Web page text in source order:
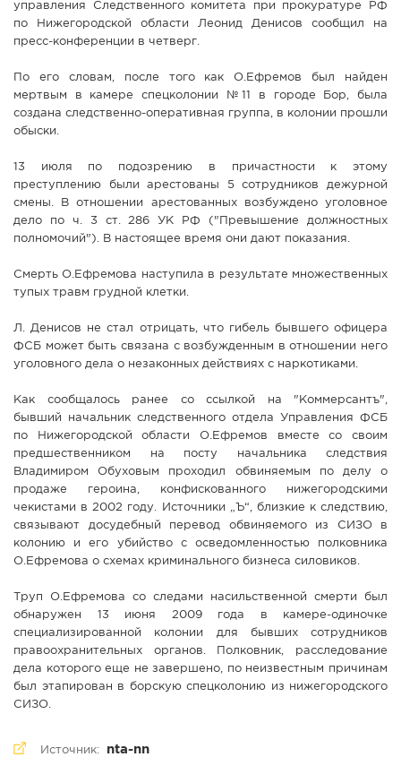
управления Следственного комитета при прокуратуре РФ
по Нижегородской области Леонид Денисов сообщил на
пресс-конференции в четверг.
По его словам, после того как О.Ефремов был найден
мертвым в камере спецколонии №11 в городе Бор, была
создана следственно-оперативная группа, в колонии прошли
обыски.
13 июля по подозрению в причастности к этому
преступлению были арестованы 5 сотрудников дежурной
смены. В отношении арестованных возбуждено уголовное
дело по ч. 3 ст. 286 УК РФ ("Превышение должностных
полномочий"). В настоящее время они дают показания.
Смерть О.Ефремова наступила в результате множественных
тупых травм грудной клетки.
Л. Денисов не стал отрицать, что гибель бывшего офицера
ФСБ может быть связана с возбужденным в отношении него
уголовного дела о незаконных действиях с наркотиками.
Как сообщалось ранее со ссылкой на "Коммерсантъ",
бывший начальник следственного отдела Управления ФСБ
по Нижегородской области О.Ефремов вместе со своим
предшественником на посту начальника следствия
Владимиром Обуховым проходил обвиняемым по делу о
продаже героина, конфискованного нижегородскими
чекистами в 2002 году. Источники „Ъ“, близкие к следствию,
связывают досудебный перевод обвиняемого из СИЗО в
колонию и его убийство с осведомленностью полковника
О.Ефремова о схемах криминального бизнеса силовиков.
Труп О.Ефремова со следами насильственной смерти был
обнаружен 13 июня 2009 года в камере-одиночке
специализированной колонии для бывших сотрудников
правоохранительных органов. Полковник, расследование
дела которого еще не завершено, по неизвестным причинам
был этапирован в борскую спецколонию из нижегородского
СИЗО.
Источник: nta-nn